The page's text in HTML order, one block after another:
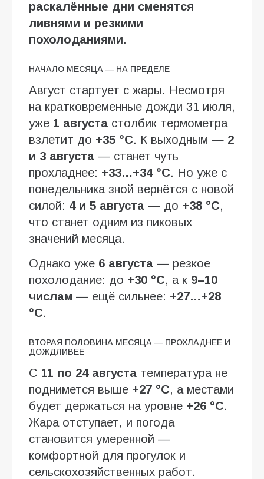
раскалённые дни сменятся
ливнями и резкими
похолоданиями.
НАЧАЛО МЕСЯЦА — НА ПРЕДЕЛЕ
Август стартует с жары. Несмотря
на кратковременные дожди 31 июля,
уже 1 августа столбик термометра
взлетит до +35 °C. К выходным — 2
и 3 августа — станет чуть
прохладнее: +33…+34 °C. Но уже с
понедельника зной вернётся с новой
силой: 4 и 5 августа — до +38 °C,
что станет одним из пиковых
значений месяца.
Однако уже 6 августа — резкое
похолодание: до +30 °C, а к 9–10
числам — ещё сильнее: +27…+28
°C.
ВТОРАЯ ПОЛОВИНА МЕСЯЦА — ПРОХЛАДНЕЕ И
ДОЖДЛИВЕЕ
С 11 по 24 августа температура не
поднимется выше +27 °C, а местами
будет держаться на уровне +26 °C.
Жара отступает, и погода
становится умеренной —
комфортной для прогулок и
сельскохозяйственных работ.